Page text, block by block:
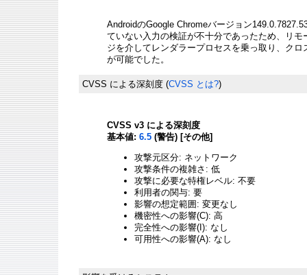
AndroidのGoogle Chromeバージョン
ていない入力の検証が不十分であったため、リ
ジを介してレンダラープロセスを乗っ取り、ク
が可能でした。
CVSS による深刻度 (CVSS とは?)
CVSS v3 による深刻度
基本値: 6.5 (警告) [その他]
攻撃元区分: ネットワーク
攻撃条件の複雑さ: 低
攻撃に必要な特権レベル: 不要
利用者の関与: 要
影響の想定範囲: 変更なし
機密性への影響(C): 高
完全性への影響(I): なし
可用性への影響(A): なし